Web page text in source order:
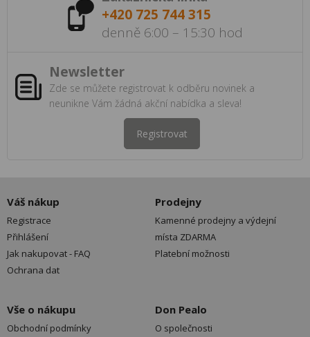
+420 725 744 315
denně 6:00 – 15:30 hod
Newsletter
Zde se můžete registrovat k odběru novinek a
neunikne Vám žádná akční nabídka a sleva!
Registrovat
Váš nákup
Registrace
Přihlášení
Jak nakupovat - FAQ
Ochrana dat
Prodejny
Kamenné prodejny a výdejní
místa ZDARMA
Platební možnosti
Vše o nákupu
Obchodní podmínky
Don Pealo
O společnosti